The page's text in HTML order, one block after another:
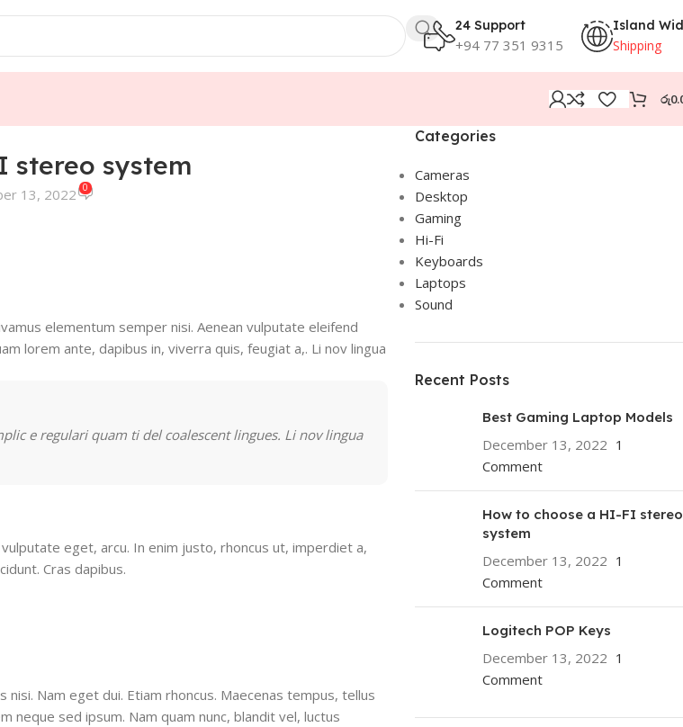
24 Support
+94 77 351 9315
Island
Shipping
රු
stereo system
13, 2022 0
elementum semper nisi. Aenean vulputate eleifend
lorem ante, dapibus in, viverra quis, feugiat a,. Li nov lingua
e regulari quam ti del coalescent lingues. Li nov lingua
eget, arcu. In enim justo, rhoncus ut, imperdiet a,
Cras dapibus.
Nam eget dui. Etiam rhoncus. Maecenas tempus, tellus
sed ipsum. Nam quam nunc, blandit vel, luctus
Categories
Cameras
Desktop
Gaming
Hi-Fi
Keyboards
Laptops
Sound
Recent Posts
Best Gaming Laptop Models
December 13, 2022 1
Comment
How to choose a HI-FI stereo
system
December 13, 2022 1
Comment
Logitech POP Keys
December 13, 2022 1
Comment